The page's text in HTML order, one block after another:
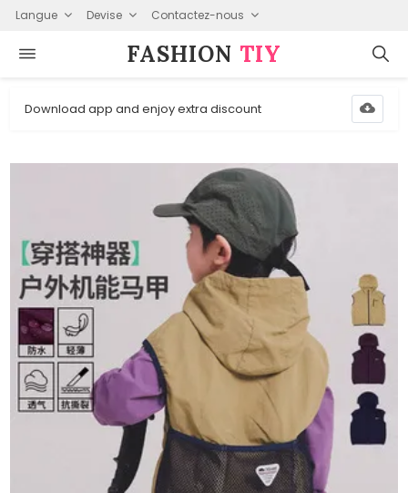
Langue Devise Contactez-nous
FASHION⁠ TIY
Download app and enjoy extra discount